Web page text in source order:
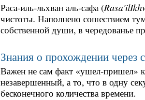
Раса-иль-льхван аль-сафа (
чистоты. Наполнено сошествием
собственной души, в чередованье
Знания о прохождении через
Важен не сам факт «ушел-пришел»
незавершенный, а то, что в одну
бесконечного количества времени.